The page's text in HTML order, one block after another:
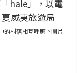
的村落相互呼應。圖片